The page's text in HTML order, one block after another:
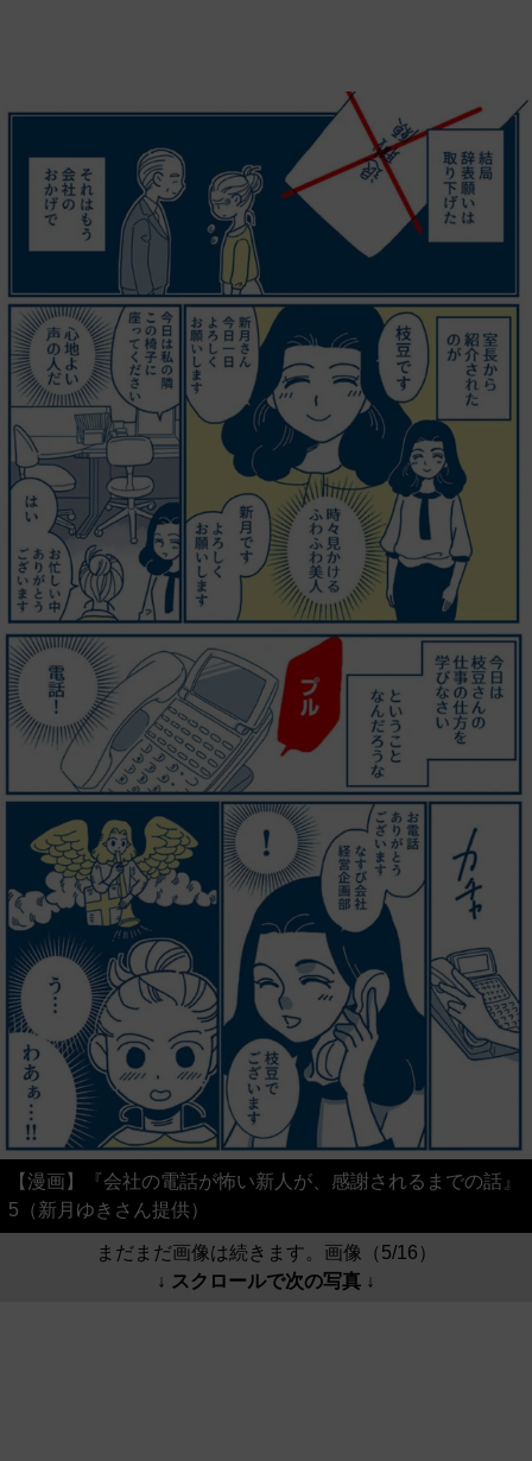
【漫画】『会社の電話が怖い新人が、感謝されるまでの話』
5（新月ゆきさん提供）
まだまだ画像は続きます。画像（5/16）
↓ スクロールで次の写真 ↓